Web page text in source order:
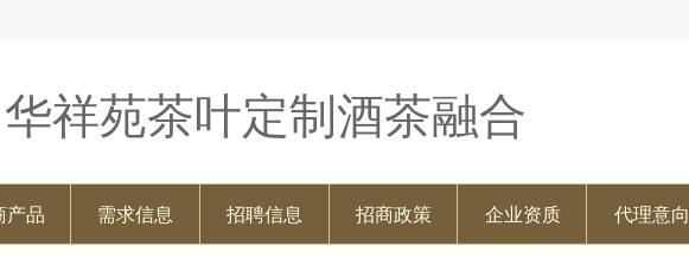
华祥苑茶叶定制酒茶融合
产品 需求信息 招聘信息 招商政策 企业资质 代理意向